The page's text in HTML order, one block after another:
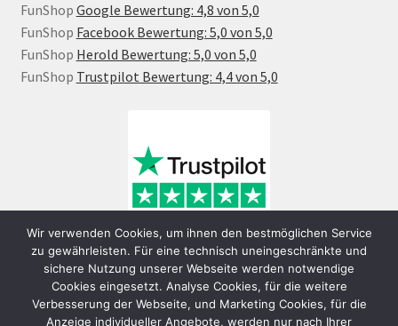
FunShop Google Bewertung: 4,8 von 5,0
FunShop Facebook Bewertung: 5,0 von 5,0
FunShop Herold Bewertung: 5,0 von 5,0
FunShop Trustpilot Bewertung: 4,4 von 5,0
Wir verwenden Cookies, um ihnen den bestmöglichen Service
zu gewährleisten. Für eine technisch uneingeschränkte und
sichere Nutzung unserer Webseite werden notwendige
Cookies eingesetzt. Analyse Cookies, für die weitere
Verbesserung der Webseite, und Marketing Cookies, für die
Anzeige individueller Angebote, werden nur nach Ihrer